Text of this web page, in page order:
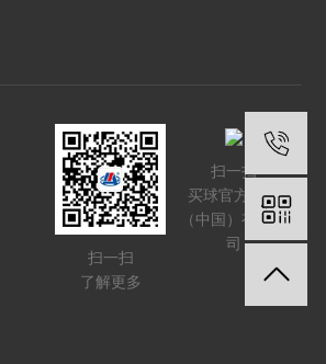
扫一扫
了解更多
扫一扫
买球官方网站
（中国）有限公
司